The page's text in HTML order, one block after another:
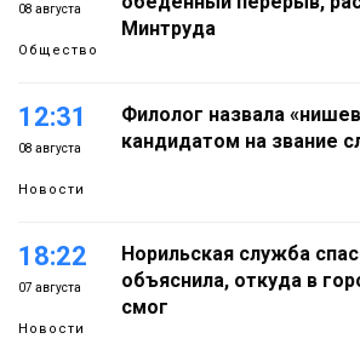
08 августа
Общество
Минтруда
12:31
08 августа
Новости
Филолог назвала
кандидатом на звание
18:22
07 августа
Новости
Норильская служба
объяснила, откуда в
смог